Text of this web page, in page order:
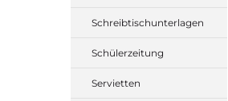
Schreibtischunterlagen
Schülerzeitung
Servietten